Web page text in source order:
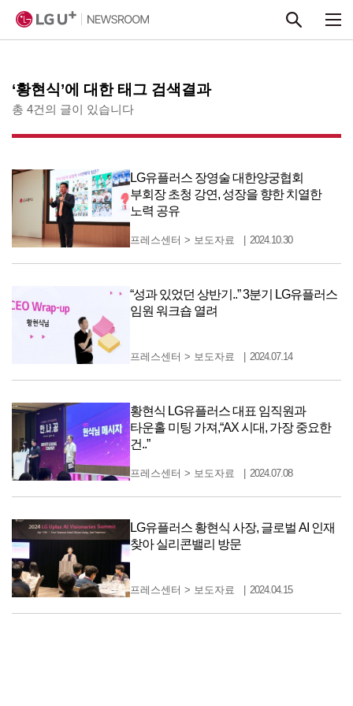
‘황현식’에 대한 태그 검색결과
총 4건의 글이 있습니다
LG유플러스 장영술 대한양궁협회
부회장 초청 강연, 성장을 향한 치열한
노력 공유
프레스센터 > 보도자료 2024.10.30
“성과 있었던 상반기..” 3분기 LG유플러스
임원 워크숍 열려
프레스센터 > 보도자료 2024.07.14
황현식 LG유플러스 대표 임직원과
타운홀 미팅 가져,“AX 시대, 가장 중요한
건..”
프레스센터 > 보도자료 2024.07.08
LG유플러스 황현식 사장, 글로벌 AI 인재
찾아 실리콘밸리 방문
프레스센터 > 보도자료 2024.04.15